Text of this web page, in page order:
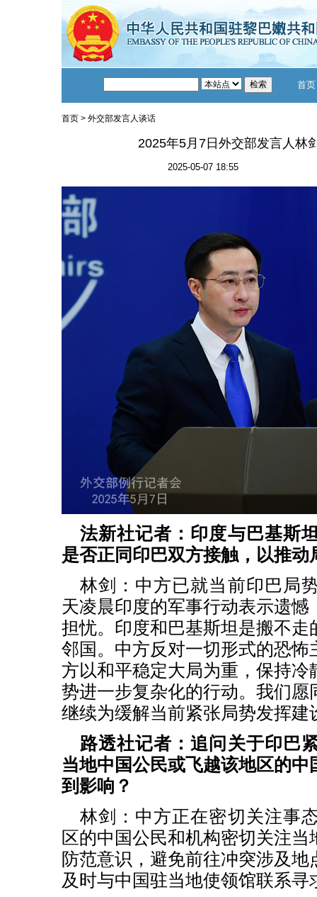
首页
首页> 外交部发言人谈话
2025年5月7日外交部发言人林
2025-05-07 18:55
法新社记者：印度与巴基斯
是否正同印巴双方接触，以推动
林剑：中方已就当前印巴局
天凌晨印度的军事行动表示遗
担忧。印度和巴基斯坦是搬不走
邻国。中方反对一切形式的恐怖
方以和平稳定大局为重，保持冷
势进一步复杂化的行动。我们愿
继续为缓解当前紧张局势发挥建
路透社记者：追问关于印巴
当地中国公民或飞越该地区的
到影响？
林剑：中方正在密切关注事
区的中国公民和机构密切关注
防范意识，避免前往冲突涉及
及时与中国驻当地使领馆联系寻